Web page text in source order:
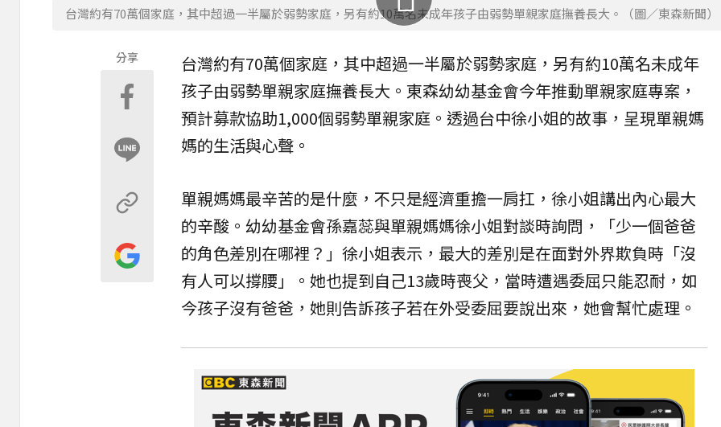
台灣約有70萬個家庭，其中超過一半屬於弱勢家庭，另有約10萬名未成年孩子由弱勢單親家庭撫養長大。（圖／東森新聞）
分享 台灣約有70萬個家庭 ，其中超過一半屬於弱勢家庭，另有約10萬名未成年
孩子由弱勢單親家庭撫養長大。東森幼幼基金會今年推動單親家庭專案 ，
預計募款協助1,000個弱勢單親家庭。透過台中徐小姐的故事，呈現單親媽
媽的生活與心聲。
單親媽媽最辛苦的是什麼，不只是經濟重擔一肩扛，徐小姐講出內心最大
的辛酸。幼幼基金會孫嘉蕊與單親媽媽徐小姐對談時詢問，「少一個爸爸
的角色差別在哪裡？」徐小姐表示，最大的差別是在面對外界欺負時「沒
有人可以撐腰」。她也提到自己13歲時喪父，當時遭遇委屈只能忍耐，如
今孩子沒有爸爸，她則告訴孩子若在外受委屈要說出來，她會幫忙處理。